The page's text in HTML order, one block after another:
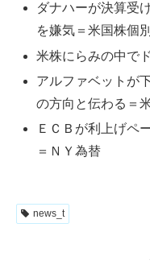
ダナハーが決算受
を嫌気＝米国株個別
米株にらみの中で
アルファベットが
の方向と伝わる＝
ＥＣＢが利上げペ
＝ＮＹ為替
news_t